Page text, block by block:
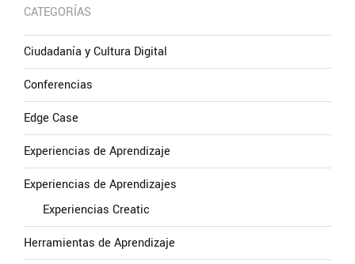
CATEGORÍAS
Ciudadanía y Cultura Digital
Conferencias
Edge Case
Experiencias de Aprendizaje
Experiencias de Aprendizajes
Experiencias Creatic
Herramientas de Aprendizaje